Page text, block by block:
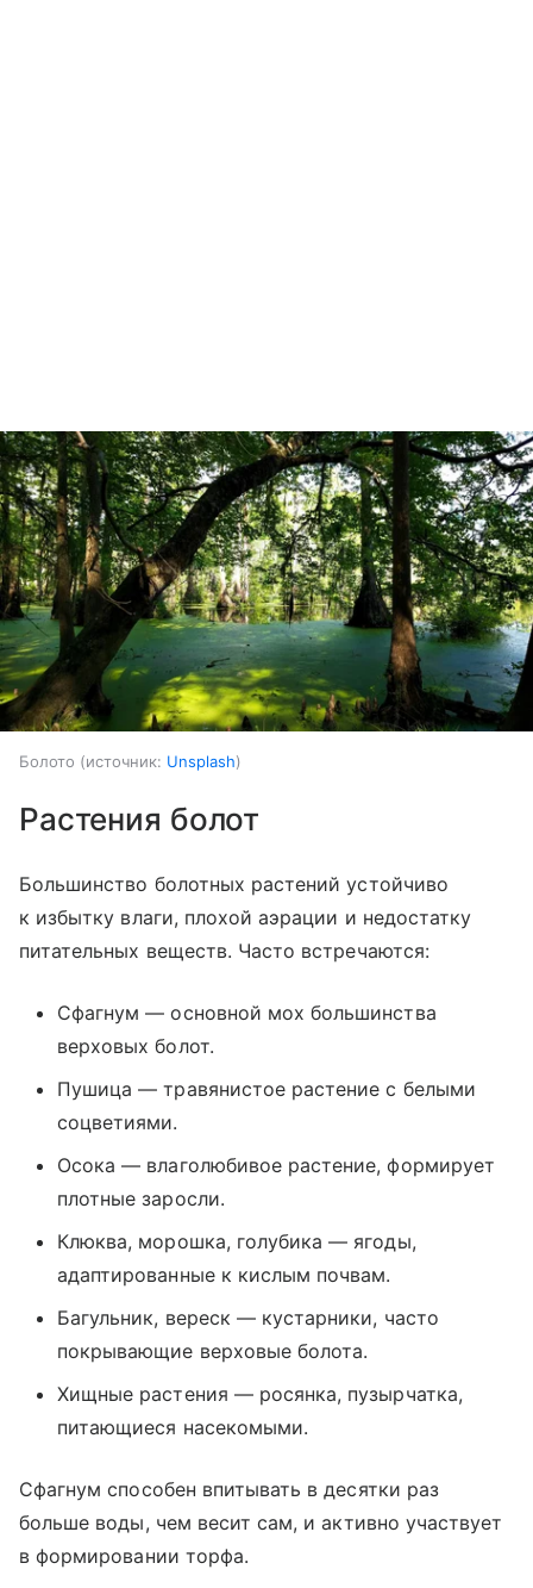
Болото источник: Unsplash
Растения болот
Большинство болотных растений устойчиво
к избытку влаги, плохой аэрации и недостатку
питательных веществ. Часто встречаются:
Сфагнум — основной мох большинства
верховых болот.
Пушица — травянистое растение с белыми
соцветиями.
Осока — влаголюбивое растение, формирует
плотные заросли.
Клюква, морошка, голубика — ягоды,
адаптированные к кислым почвам.
Багульник, вереск — кустарники, часто
покрывающие верховые болота.
Хищные растения — росянка, пузырчатка,
питающиеся насекомыми.
Сфагнум способен впитывать в десятки раз
больше воды, чем весит сам, и активно участвует
в формировании торфа.